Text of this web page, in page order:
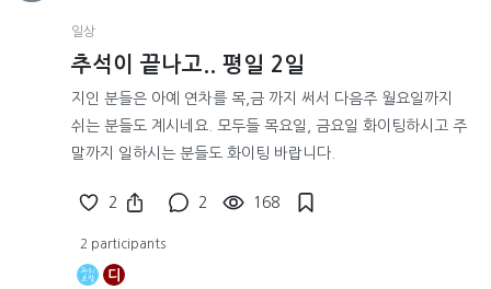
일상
추석이 끝나고.. 평일 2일
지인 분들은 아예 연차를 목,금 까지 써서 다음주 월요일까지
쉬는 분들도 계시네요. 모두들 목요일, 금요일 화이팅하시고 주
말까지 일하시는 분들도 화이팅 바랍니다.
2 2 168
2 participants
디